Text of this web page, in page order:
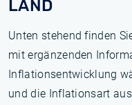
LAND
Unten stehend finden
mit ergänzenden
Inflationsentwicklung
und die Inflationsart